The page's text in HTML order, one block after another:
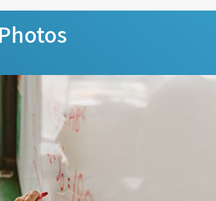
Photos